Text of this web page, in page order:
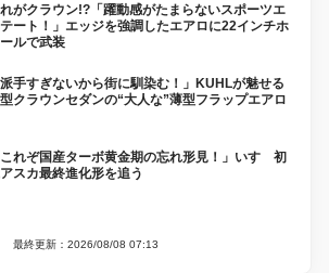
がクラウン!?「躍動感がたまらないスポーツエ
ート！」エッジを強調したエアロに22インチホ
ルで武装
派手すぎないから街に馴染む！」KUHLが魅せる
クラウンセダンの“大人な”薄型フラップエアロ
これぞ国産ターボ黄金期の忘れ形見！」いすゞ初
スカ最終進化形を追う
最終更新：2026/08/08 07:13